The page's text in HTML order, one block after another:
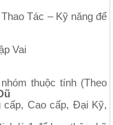
Tác – Kỹ năng để
thuộc tính (Theo
cấp, Cao cấp, Đại Kỹ,